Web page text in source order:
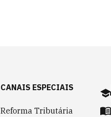
CANAIS ESPECIAIS
Reforma Tributária